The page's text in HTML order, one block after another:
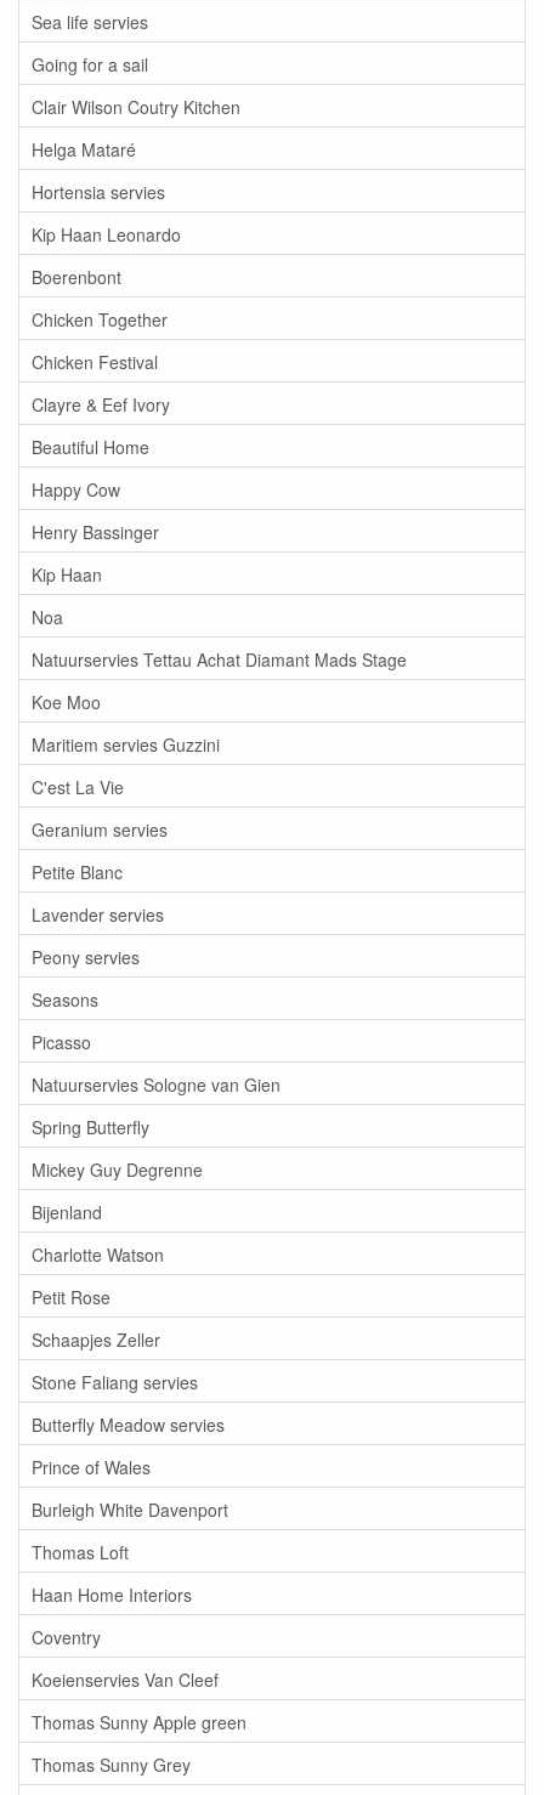
Sea life servies
Going for a sail
Clair Wilson Coutry Kitchen
Helga Mataré
Hortensia servies
Kip Haan Leonardo
Boerenbont
Chicken Together
Chicken Festival
Clayre & Eef Ivory
Beautiful Home
Happy Cow
Henry Bassinger
Kip Haan
Noa
Natuurservies Tettau Achat Diamant Mads Stage
Koe Moo
Maritiem servies Guzzini
C'est La Vie
Geranium servies
Petite Blanc
Lavender servies
Peony servies
Seasons
Picasso
Natuurservies Sologne van Gien
Spring Butterfly
Mickey Guy Degrenne
Bijenland
Charlotte Watson
Petit Rose
Schaapjes Zeller
Stone Faliang servies
Butterfly Meadow servies
Prince of Wales
Burleigh White Davenport
Thomas Loft
Haan Home Interiors
Coventry
Koeienservies Van Cleef
Thomas Sunny Apple green
Thomas Sunny Grey